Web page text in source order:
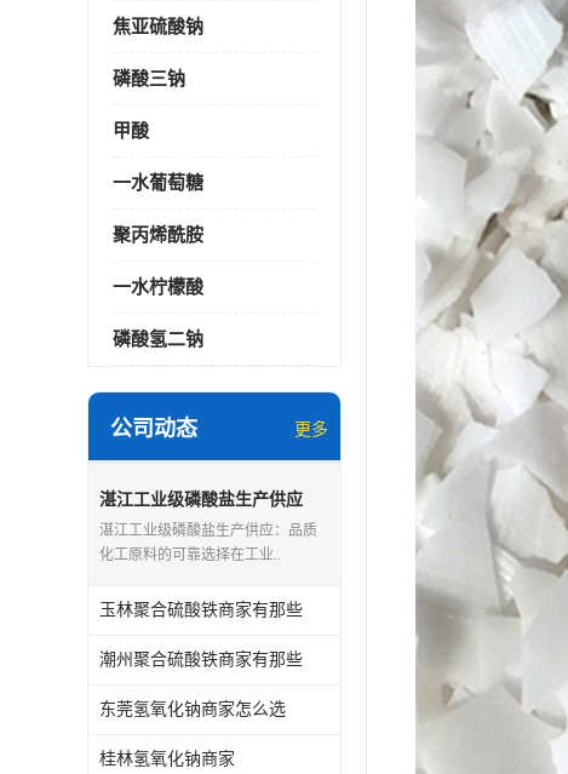
焦亚硫酸钠
磷酸三钠
甲酸
一水葡萄糖
聚丙烯酰胺
一水柠檬酸
磷酸氢二钠
公司动态 更多
湛江工业级磷酸盐生产供应
湛江工业级磷酸盐生产供应：品质
化工原料的可靠选择在工业..
玉林聚合硫酸铁商家有那些
潮州聚合硫酸铁商家有那些
东莞氢氧化钠商家怎么选
桂林氢氧化钠商家